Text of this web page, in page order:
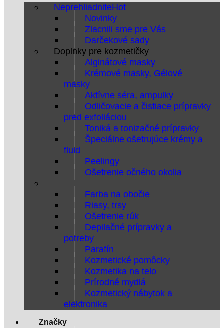
Neprehliadnite
Novinky
Zlacnili sme pre Vás
Darčekové sady
Doplnky pre kozmetičky
Alginátové masky
Krémové masky, Gélové
masky
Aktívne séra, ampulky
Odličovacie a čistiace prípravky
pred exfoliáciou
Toniká a tonizačné prípravky
Špeciálne ošetrujúce krémy a
fluid
Peelingy
Ošetrenie očného okolia
Farba na obočie
Riasy, trsy
Ošetrenie rúk
Depilačné prípravky a
potreby
Parafín
Kozmetické pomôcky
Kozmetika na telo
Prírodné mydlá
Kozmetický nábytok a
elektronika
Značky